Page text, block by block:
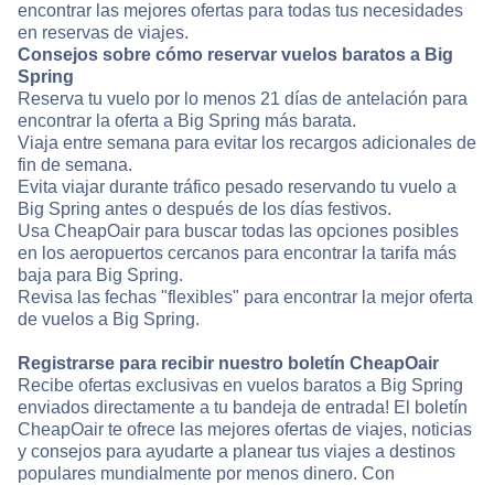
encontrar las mejores ofertas para todas tus necesidades
en reservas de viajes.
Consejos sobre cómo reservar vuelos baratos a Big
Spring
Reserva tu vuelo por lo menos 21 días de antelación para
encontrar la oferta a Big Spring más barata.
Viaja entre semana para evitar los recargos adicionales de
fin de semana.
Evita viajar durante tráfico pesado reservando tu vuelo a
Big Spring antes o después de los días festivos.
Usa CheapOair para buscar todas las opciones posibles
en los aeropuertos cercanos para encontrar la tarifa más
baja para Big Spring.
Revisa las fechas "flexibles" para encontrar la mejor oferta
de vuelos a Big Spring.
Registrarse para recibir nuestro boletín CheapOair
Recibe ofertas exclusivas en vuelos baratos a Big Spring
enviados directamente a tu bandeja de entrada! El boletín
CheapOair te ofrece las mejores ofertas de viajes, noticias
y consejos para ayudarte a planear tus viajes a destinos
populares mundialmente por menos dinero. Con